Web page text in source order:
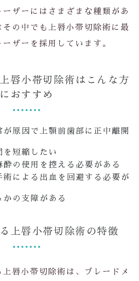
ザーにはさまざまな種類があ
その中でも上唇小帯切除術に最
ザーを採用しています。
唇小帯切除術はこんな方
におすすめ
が原因で上顎前歯部に正中離開
を短縮したい
の使用を控える必要がある
術による出血を回避する必要が
の支障がある
上唇小帯切除術の特徴
上唇小帯切除術は、ブレードメ